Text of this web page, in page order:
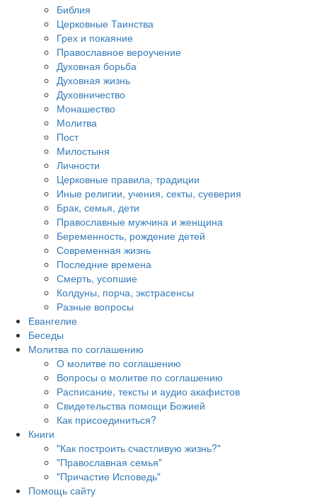
Библия
Церковные Таинства
Грех и покаяние
Православное вероучение
Духовная борьба
Духовная жизнь
Духовничество
Монашество
Молитва
Пост
Милостыня
Личности
Церковные правила, традиции
Иные религии, учения, секты, суеверия
Брак, семья, дети
Православные мужчина и женщина
Беременность, рождение детей
Современная жизнь
Последние времена
Смерть, усопшие
Колдуны, порча, экстрасенсы
Разные вопросы
Евангелие
Беседы
Молитва по соглашению
О молитве по соглашению
Вопросы о молитве по соглашению
Расписание, тексты и аудио акафистов
Свидетельства помощи Божией
Как присоединиться?
Книги
"Как построить счастливую жизнь?"
"Православная семья"
"Причастие Исповедь"
Помощь сайту